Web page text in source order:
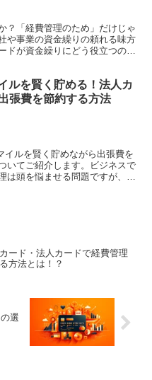
？「経費管理のため」だけじゃ
や事業の資金繰りの頼れる味方
ドが資金繰りにどう役立つの
ルを賢く貯める！法人カ
張費を節約する方法
イルを賢く貯めながら出張費を
いてご紹介します。ビジネスで
は頭を悩ませる問題ですが、上
ード・法人カードで経費管理
方法とは！？
選